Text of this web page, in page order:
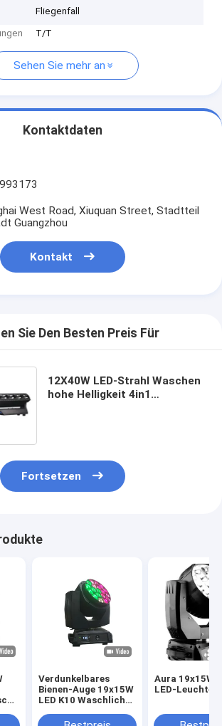
Fliegenfall
T/T
Sehen Sie mehr an
Kontaktdaten
West Road, Xiuquan Street, Stadtteil
Guangzhou
Kontakt
Sie Den Besten Preis Für
12X40W LED-Strahl Waschen
hohe Helligkeit 4in1
Fortsetzen
Verdunkelbares
Bienen-Auge 19x15W
LED K10 Waschlicht
Aura 19x15W
LED-Leuchten